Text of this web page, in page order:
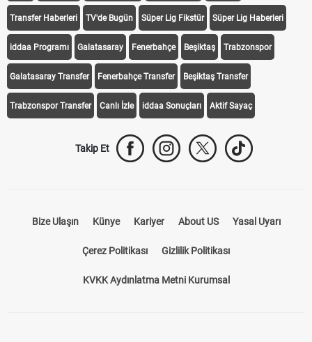
Transfer Haberleri TV'de Bugün Süper Lig Fikstür Süper Lig Haberleri
iddaa Programı Galatasaray Fenerbahçe Beşiktaş Trabzonspor
Galatasaray Transfer Fenerbahçe Transfer Beşiktaş Transfer
Trabzonspor Transfer Canlı İzle iddaa Sonuçları Aktif Sayaç
Takip Et
Bize Ulaşın Künye Kariyer About US Yasal Uyarı
Çerez Politikası Gizlilik Politikası
KVKK Aydınlatma Metni Kurumsal